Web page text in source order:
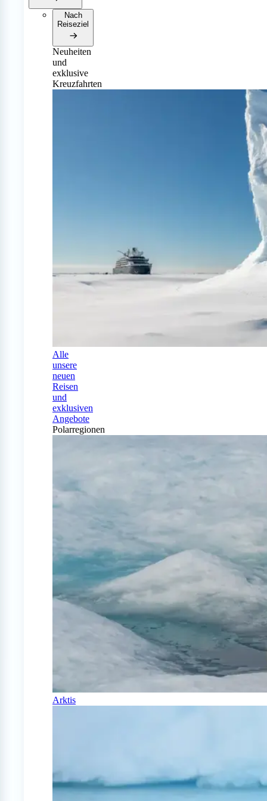
Nach
Reiseziel
Neuheiten
und
exklusive
Kreuzfahrten
Alle
unsere
neuen
Reisen
und
exklusiven
Angebote
Polarregionen
Arktis